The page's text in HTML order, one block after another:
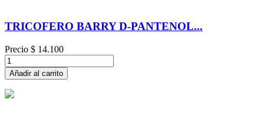
TRICOFERO BARRY D-PANTENOL...
Precio $ 14.100
Añadir al carrito